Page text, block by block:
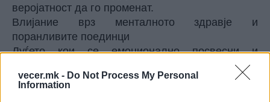
vecer.mk - Do Not Process My Personal
Information
веројатност да го променат.
Влијание врз менталното здравје и
поранливите поединци
Луѓето кои се емоционално посвесни и
емпатични често доживуваат негативни
искуства подлабоко. Таквите жени може да